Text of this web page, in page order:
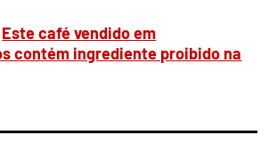
Este café vendido em
contém ingrediente proibido na